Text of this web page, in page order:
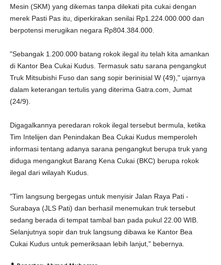
Mesin (SKM) yang dikemas tanpa dilekati pita cukai dengan
merek Pasti Pas itu, diperkirakan senilai Rp1.224.000.000 dan
berpotensi merugikan negara Rp804.384.000.
"Sebangak 1.200.000 batang rokok ilegal itu telah kita amankan
di Kantor Bea Cukai Kudus. Termasuk satu sarana pengangkut
Truk Mitsubishi Fuso dan sang sopir berinisial W (49)," ujarnya
dalam keterangan tertulis yang diterima Gatra.com, Jumat
(24/9).
Digagalkannya peredaran rokok ilegal tersebut bermula, ketika
Tim Intelijen dan Penindakan Bea Cukai Kudus memperoleh
informasi tentang adanya sarana pengangkut berupa truk yang
diduga mengangkut Barang Kena Cukai (BKC) berupa rokok
ilegal dari wilayah Kudus.
"Tim langsung bergegas untuk menyisir Jalan Raya Pati -
Surabaya (JLS Pati) dan berhasil menemukan truk tersebut
sedang berada di tempat tambal ban pada pukul 22.00 WIB.
Selanjutnya sopir dan truk langsung dibawa ke Kantor Bea
Cukai Kudus untuk pemeriksaan lebih lanjut," bebernya.